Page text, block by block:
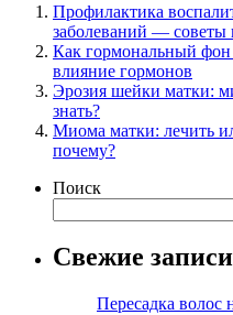
Профилактика
заболеваний — советы
Как гормональный фон
влияние гормонов
Эрозия шейки матки:
знать?
Миома матки: лечить
почему?
Поиск
Свежие записи
Пересадка волос